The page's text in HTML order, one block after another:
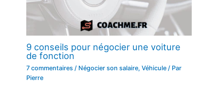
9 conseils pour négocier une voiture
de fonction
7 commentaires / Négocier son salaire,Véhicule / Par
Pierre